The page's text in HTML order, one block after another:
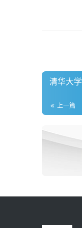
清华大
上一篇